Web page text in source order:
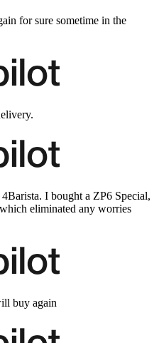
for sure sometime in the
I bought a ZP6 Special,
eliminated any worries
buy again